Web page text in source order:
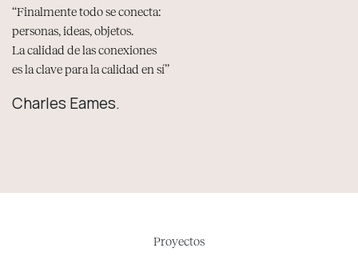
‘‘Finalmente todo se conecta:
personas, ideas, objetos.
La calidad de las conexiones
es la clave para la calidad en sí’’
Charles Eames.
Proyectos